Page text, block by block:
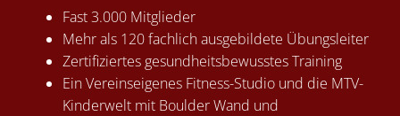
Fast 3.000 Mitglieder
Mehr als 120 fachlich ausgebildete Übungsleiter
Zertifiziertes gesundheitsbewusstes Training
Ein Vereinseigenes Fitness-Studio und die MTV-
Kinderwelt mit Boulder Wand und